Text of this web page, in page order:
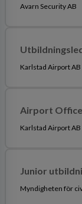
Avarn Security AB
Karlstad Airport AB
Airport
Karlstad Airport AB
Junior
Myndigheten för